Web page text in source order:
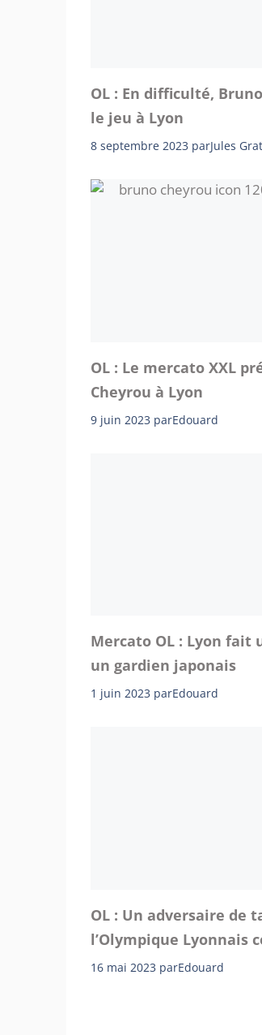
OL : En difficulté,
le jeu à Lyon
8 septembre 2023 parJules
OL : Le mercato XXL
Cheyrou à Lyon
9 juin 2023 parEdouard
Mercato OL : Lyon fait
un gardien japonais
1 juin 2023 parEdouard
OL : Un adversaire de
l’Olympique Lyonnais
16 mai 2023 parEdouard